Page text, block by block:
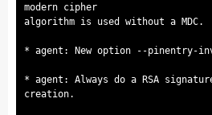
modern cipher
algorithm is used without a MDC.
* agent: New option --pinentry-
* agent: Always do a RSA
creation.